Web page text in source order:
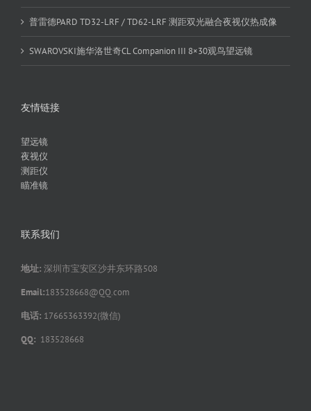
普雷德PARD TD32-LRF / TD62-LRF 测距双光融合夜视仪热成像
SWAROVSKI施华洛世奇CL Companion III 8×30观鸟望远镜
友情链接
望远镜
夜视仪
测距仪
瞄准镜
联系我们
地址: 深圳市宝安区沙井东环路508
Email:183528668@QQ.com
电话: 17665363392(微信)
QQ: 183528668